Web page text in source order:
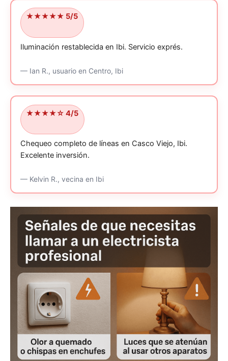
★★★★★ 5/5
Iluminación restablecida en Ibi. Servicio exprés.
—Ian R., usuarioen Centro, Ibi
★★★★☆ 4/5
Chequeo completo de líneas en Casco Viejo, Ibi.
Excelente inversión.
—Kelvin R., vecina en Ibi